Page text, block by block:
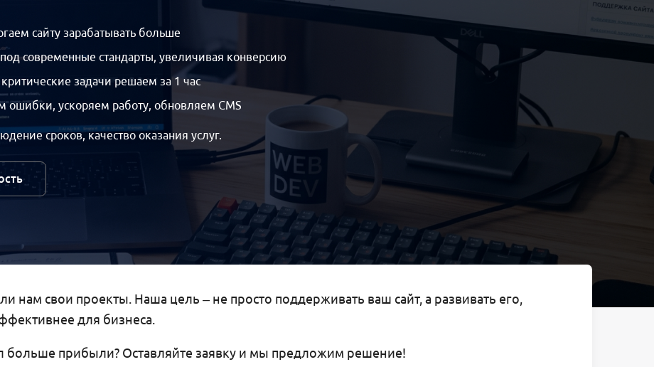
сайту зарабатывать больше
современные стандарты, увеличивая конверсию
задачи решаем за 1 час
ускоряем работу, обновляем CMS
сроков, качество оказания услуг.
нам свои проекты. Наша цель – не просто поддерживать ваш сайт, а развивать его,
для бизнеса.
больше прибыли? Оставляйте заявку и мы предложим решение!